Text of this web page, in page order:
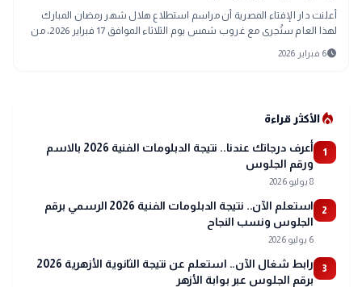
أعلنت دار الإفتاء المصرية أن مراسم استطلاع هلال شهر رمضان المبارك
لهذا العام ستُجرى مع غروب شمس يوم الثلاثاء الموافق 17 فبراير 2026، من
خلال 7 لجان شرعية وعلمية تغطي مختلف محافظات الجمهورية.
schedule6 فبراير 2026
local_fire_departmentالأكثر قراءة
1
أعرف درجاتك عندنا.. نتيجة الدبلومات الفنية 2026 بالاسم
ورقم الجلوس
8 يوليو 2026
2
استعلم الآن.. نتيجة الدبلومات الفنية 2026 الرسمي برقم
الجلوس ونسب النجاح
6 يوليو 2026
3
رابط شغال الآن.. استعلم عن نتيجة الثانوية الأزهرية 2026
برقم الجلوس عبر بوابة الأزهر